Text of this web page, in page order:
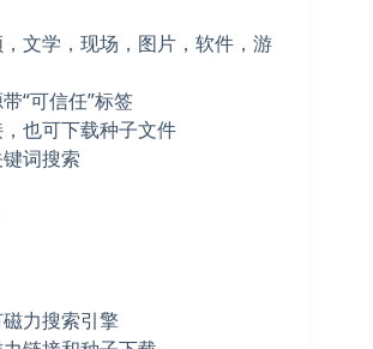
文学，现场，图片，软件，游
“可信任”标签
也可下载种子文件
词搜索
力搜索引擎